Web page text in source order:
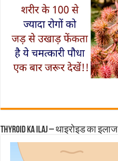
Thyroid ka ilaj – थाइरोइड का इलाज